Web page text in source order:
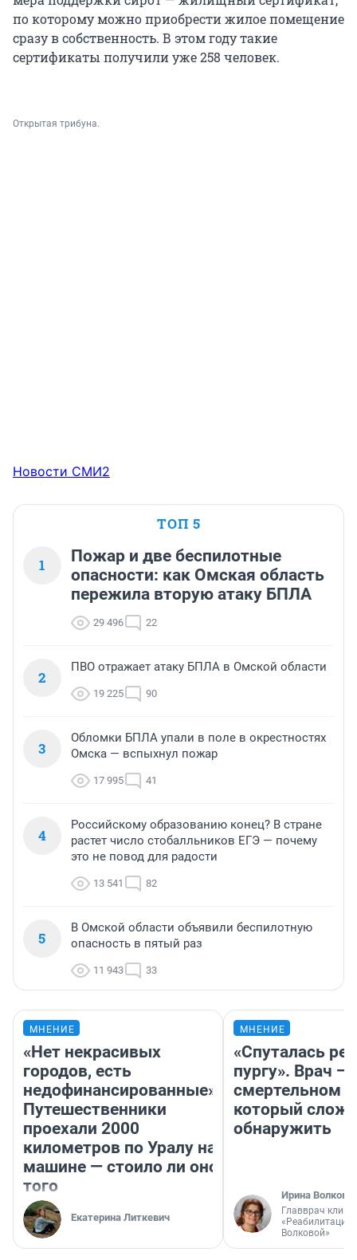
по которому можно приобрести жилое помещение
сразу в собственность. В этом году такие
сертификаты получили уже 258 человек.
Открытая трибуна.
Новости СМИ2
ТОП 5
1
Пожар и две беспилотные
опасности: как Омская область
пережила вторую атаку БПЛА
29 496 22
2
ПВО отражает атаку БПЛА в Омской области
19 225 90
3
Обломки БПЛА упали в поле в окрестностях
Омска — вспыхнул пожар
17 995 41
4
Российскому образованию конец? В стране
растет число стобалльников ЕГЭ — почему
это не повод для радости
13 541 82
5
В Омской области объявили беспилотную
опасность в пятый раз
11 943 33
МНЕНИЕ
«Нет некрасивых
городов, есть
недофинансированные».
Путешественники
проехали 2000
километров по Уралу на
машине — стоило ли оно
того
Екатерина Литкевич
МНЕНИЕ
«Спуталась
пургу». Врач —
смертельном
который
обнаружить
Ирина Волкова
Главврач
«Реабилитация
Волковой»